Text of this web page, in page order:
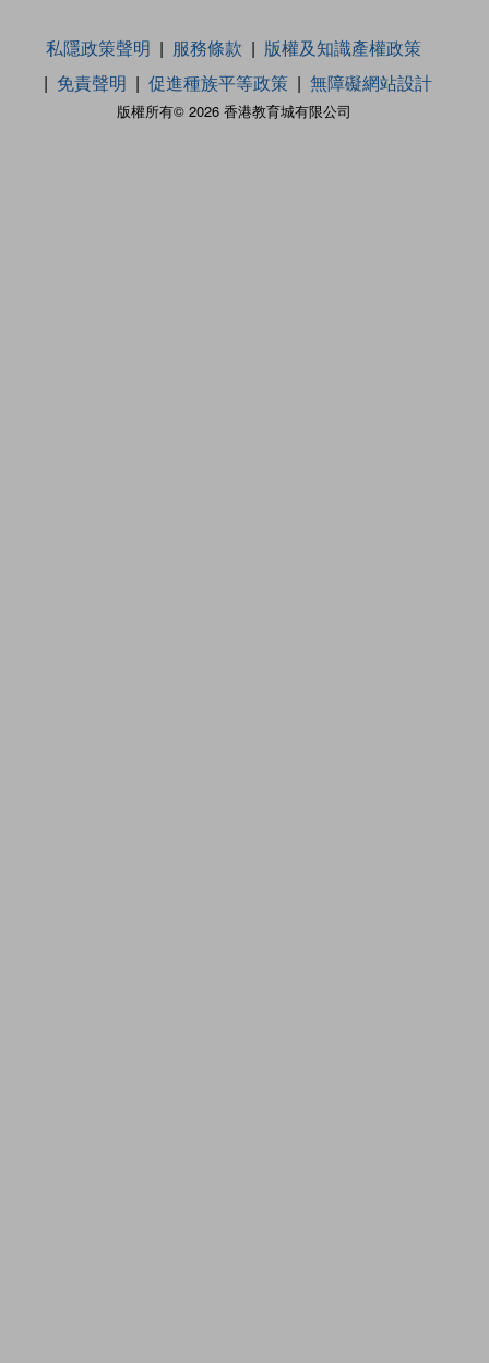
版權所有© 2026 香港教育城有限公司
私隱政策聲明 服務條款
版權及知識產權政策
免責聲明
促進種族平等政策 無障礙網站設計